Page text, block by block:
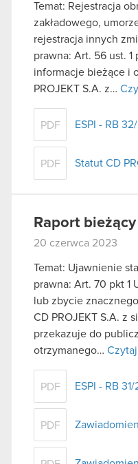
Temat: Rejestracja
zakładowego,
rejestracja innych
prawna: Art. 56 ust.
informacje bieżące i
PROJEKT S.A. z…
PDF ESPI - RB
PDF Statut CD
Raport
20 czerwca 2023
Temat: Ujawnienie
prawna: Art. 70 pkt 1
lub zbycie
CD PROJEKT S.A. z
przekazuje do
otrzymanego…
PDF ESPI - RB
PDF